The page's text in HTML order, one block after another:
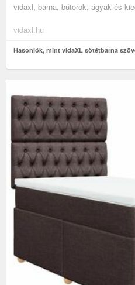
vidaxl, barna, bútorok, ágyak és
vidaxl.hu
Hasonlók, mint vidaXL sötétbarna